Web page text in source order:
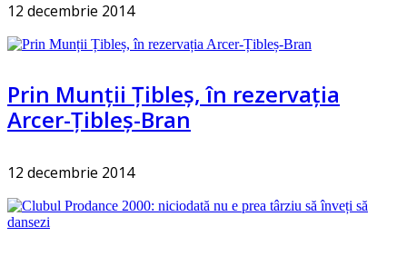
12 decembrie 2014
Prin Munții Țibleș, în rezervația
Arcer-Țibleș-Bran
12 decembrie 2014